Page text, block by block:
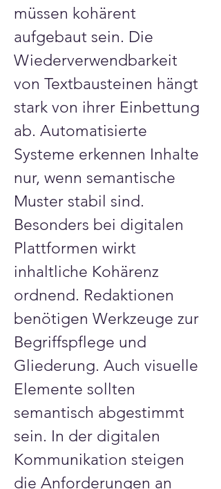
müssen kohärent
aufgebaut sein. Die
Wiederverwendbarkeit
von Textbausteinen hängt
stark von ihrer Einbettung
ab. Automatisierte
Systeme erkennen Inhalte
nur, wenn semantische
Muster stabil sind.
Besonders bei digitalen
Plattformen wirkt
inhaltliche Kohärenz
ordnend. Redaktionen
benötigen Werkzeuge zur
Begriffspflege und
Gliederung. Auch visuelle
Elemente sollten
semantisch abgestimmt
sein. In der digitalen
Kommunikation steigen
die Anforderungen an